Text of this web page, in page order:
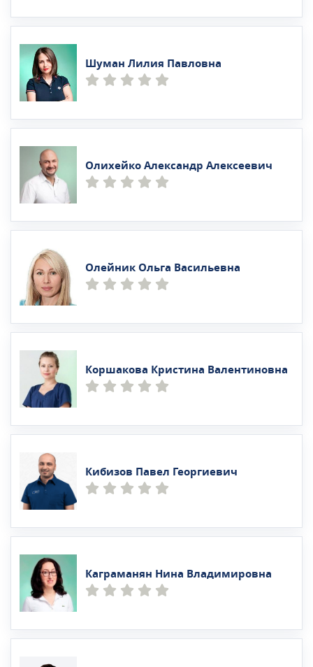
Шуман Лилия Павловна
Олихейко Александр Алексеевич
Олейник Ольга Васильевна
Коршакова Кристина Валентиновна
Кибизов Павел Георгиевич
Каграманян Нина Владимировна